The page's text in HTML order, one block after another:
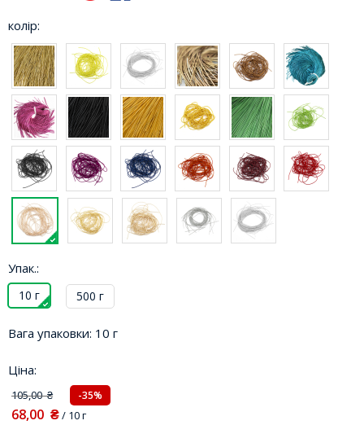
колір:
Упак.:
10 г 500 г
Вага упаковки: 10 г
Ціна:
105,00₴ -35%
68,00 ₴/ 10 г